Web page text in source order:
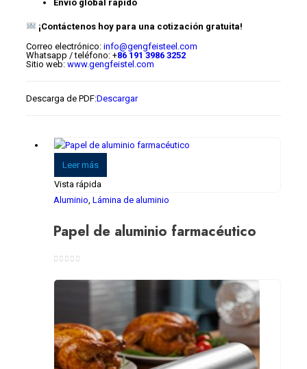
Envío global rápido
¡Contáctenos hoy para una cotización gratuita!
Correo electrónico: info@gengfeisteel.com
Whatsapp / teléfono: +86 191 3986 3252
Sitio web: www.gengfeistel.com
Descarga de PDF:Descargar
Leer más
Vista rápida
Aluminio Lámina de aluminio
Papel de aluminio farmacéutico